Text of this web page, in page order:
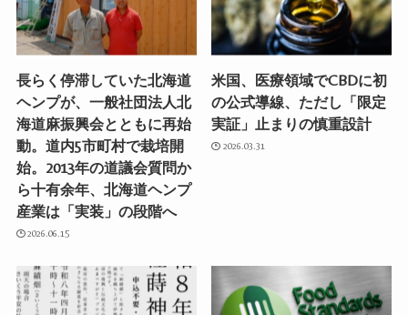
長らく停滞していた北海道
ヘンプが、一般社団法人北
海道麻振興会とともに再始
動。道内5市町村で栽培開
始。2013年の道議会質問か
ら十有余年、北海道ヘンプ
産業は「実装」の段階へ
2026.06.15
米国、医療領域でCBDに初
の公式導線、ただし「限定
実証」止まりの慎重設計
2026.03.31